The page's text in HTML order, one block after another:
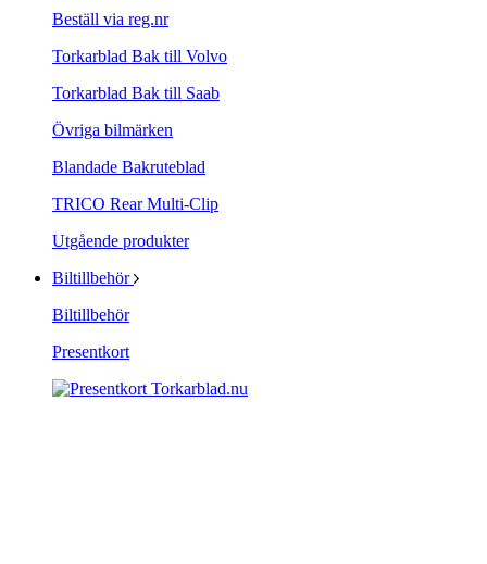
Beställ via reg.nr
Torkarblad Bak till Volvo
Torkarblad Bak till Saab
Övriga bilmärken
Blandade Bakruteblad
TRICO Rear Multi-Clip
Utgående produkter
Biltillbehör
Biltillbehör
Presentkort